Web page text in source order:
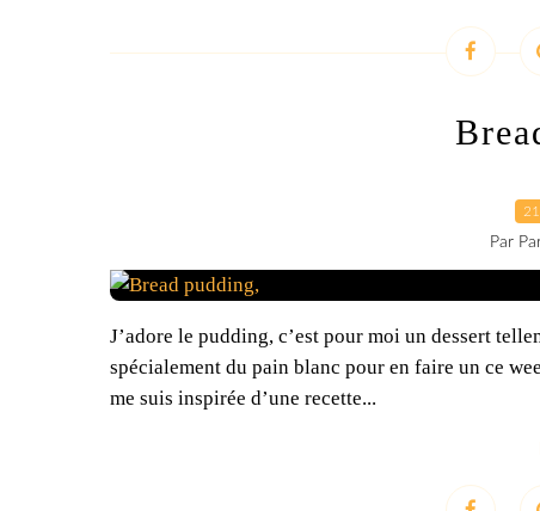
Par
J’adore le pudding, c’est pour moi un dessert
spécialement du pain blanc pour en faire un ce
me suis inspirée d’une recette...